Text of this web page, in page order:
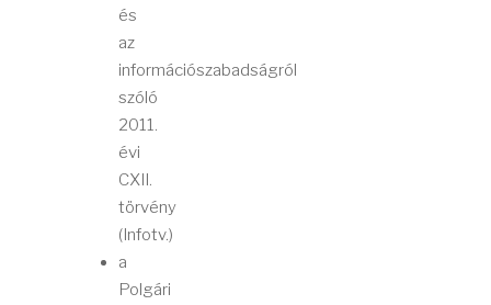
és
az
információszabadságról
szóló
2011.
évi
CXII.
törvény
(Infotv.)
a
Polgári